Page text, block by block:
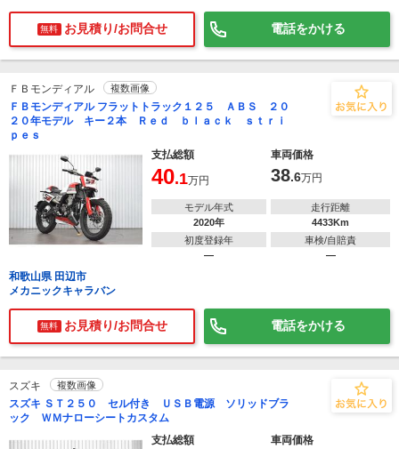
無料 お見積り/お問合せ 電話をかける
ＦＢモンディアル 複数画像
ＦＢモンディアル フラットトラック１２５ ＡＢＳ ２０
２０年モデル キー２本 Ｒｅｄ ｂｌａｃｋ ｓｔｒｉ
ｐｅｓ
支払総額
車両価格
40.1万円 38.6万円
モデル年式
2020年
走行距離
4433Km
初度登録年
―
車検/自賠責
―
和歌山県 田辺市
メカニックキャラバン
無料 お見積り/お問合せ 電話をかける
スズキ 複数画像
スズキ ＳＴ２５０ セル付き ＵＳＢ電源 ソリッドブラ
ック ＷＭナローシートカスタム
支払総額
車両価格